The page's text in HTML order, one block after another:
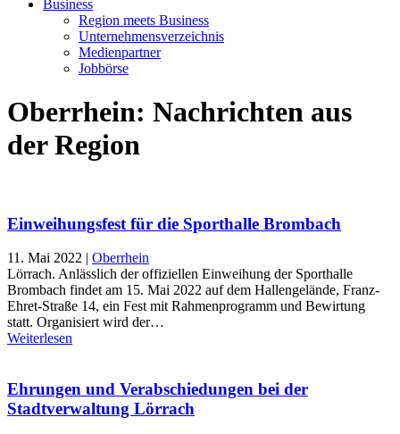
Business
Region meets Business
Unternehmensverzeichnis
Medienpartner
Jobbörse
Oberrhein: Nachrichten aus
der Region
Einweihungsfest für die Sporthalle Brombach
11. Mai 2022 | Oberrhein
Lörrach. Anlässlich der offiziellen Einweihung der Sporthalle
Brombach findet am 15. Mai 2022 auf dem Hallengelände, Franz-
Ehret-Straße 14, ein Fest mit Rahmenprogramm und Bewirtung
statt. Organisiert wird der…
Weiterlesen
Ehrungen und Verabschiedungen bei der
Stadtverwaltung Lörrach